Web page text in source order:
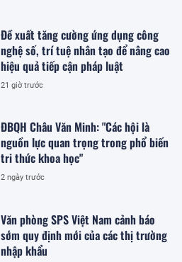
Đề xuất tăng cường ứng dụng công
nghệ số, trí tuệ nhân tạo để nâng cao
hiệu quả tiếp cận pháp luật
21 giờ trước
ĐBQH Châu Văn Minh: "Các hội là
nguồn lực quan trọng trong phổ biến
tri thức khoa học"
2 ngày trước
Văn phòng SPS Việt Nam cảnh báo
sớm quy định mới của các thị trường
nhập khẩu